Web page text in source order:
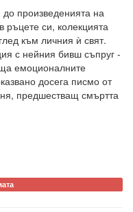
произведенията на
ръцете си, колекцията
към личния ѝ свят.
с нейния бивш съпруг -
емоционалните
досега писмо от
предшестващ смъртта